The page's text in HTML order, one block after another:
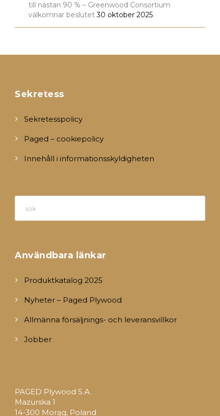
till nästan 90 % – Greenwood Consortium
välkomnar beslutet 30 oktober 2025
Sekretess
Sekretesspolicy
Paged – cookiepolicy
Innehåll i informationsskyldigheten
Användbara länkar
Produktkatalog 2025
Nyheter – Paged Plywood
Allmänna försäljnings- och leveransvillkor
Jobber
PAGED Plywood S.A.
Mazurska 1
14-300 Morąg, Poland